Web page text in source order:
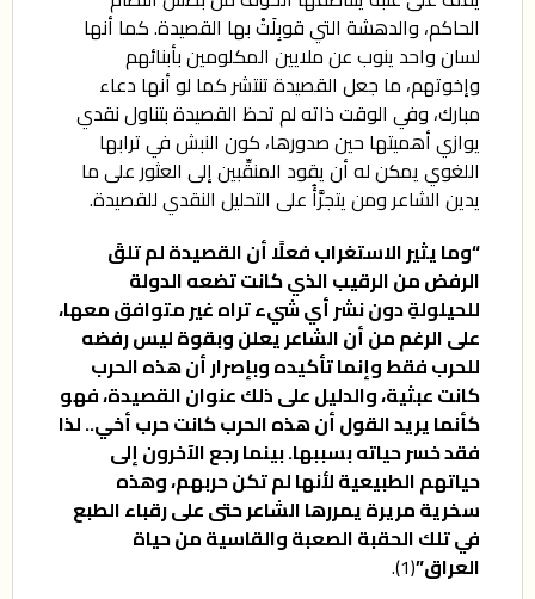
الحاكم، والدهشة التي قوبِلَتْ بها القصيدة. كما أنها
لسان واحد ينوب عن ملايين المكلومين بأبنائهم
وإخوتهم، ما جعل القصيدة تنتشر كما لو أنها دعاء
مبارك، وفي الوقت ذاته لم تحظ القصيدة بتناول نقدي
يوازي أهميتها حين صدورها، كون النبش في ترابها
اللغوي يمكن له أن يقود المنقِّبين إلى العثور على ما
يدين الشاعر ومن يتجرَّأُ على التحليل النقدي للقصيدة.
“وما يثير الاستغراب فعلًا أن القصيدة لم تلقَ
الرفض من الرقيب الذي كانت تضعه الدولة
للحيلولةِ دون نشر أي شيء تراه غير متوافق معها،
على الرغم من أن الشاعر يعلن وبقوة ليس رفضه
للحرب فقط وإنما تأكيده وبإصرار أن هذه الحرب
كانت عبثية، والدليل على ذلك عنوان القصيدة، فهو
كأنما يريد القول أن هذه الحرب كانت حرب أخي.. لذا
فقد خسر حياته بسببها. بينما رجع الآخرون إلى
حياتهم الطبيعية لأنها لم تكن حربهم، وهذه
سخرية مريرة يمررها الشاعر حتى على رقباء الطبع
في تلك الحقبة الصعبة والقاسية من حياة
العراق”(1).